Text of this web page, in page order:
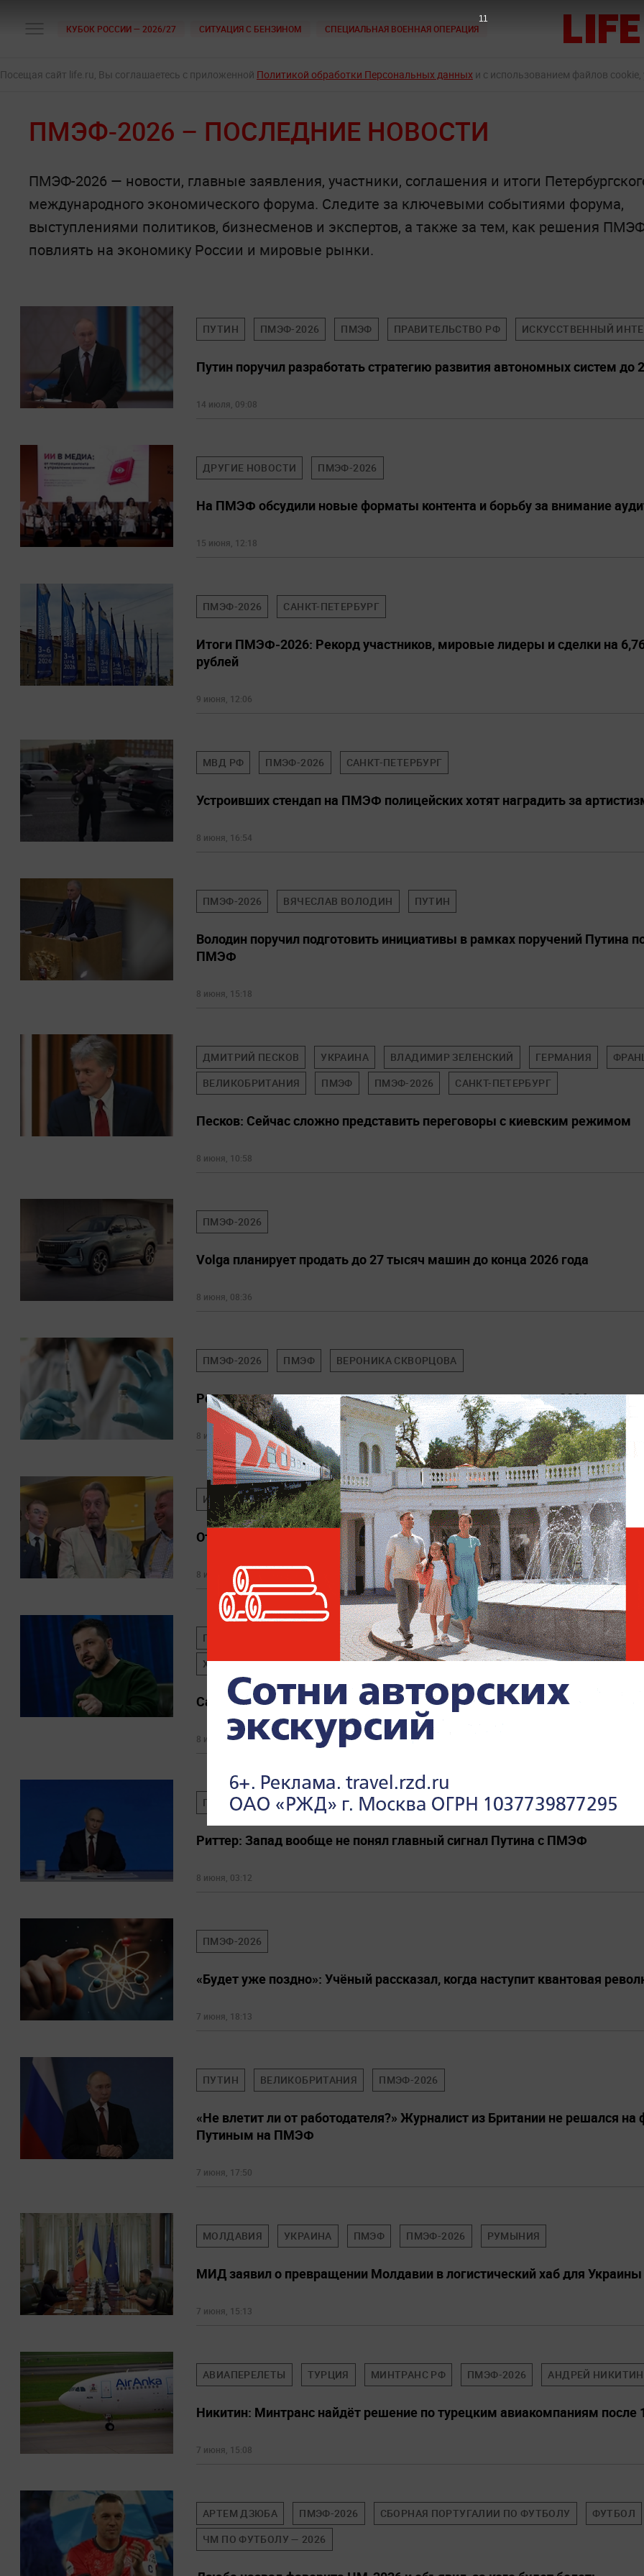
КУБОК РОССИИ — 2026/27 СИТУАЦИЯ С БЕНЗИНОМ СПЕЦИАЛЬНАЯ ВОЕННАЯ ОПЕРАЦИЯ
Посещая сайт life.ru, Вы соглашаетесь с приложенной Политикой обработки Персональных данных и с использованием файлов
ПМЭФ-2026 – ПОСЛЕДНИЕ НОВОСТИ
ПМЭФ-2026 — новости, главные заявления, участники, соглашения и итоги
международного экономического форума. Следите за ключевыми событиями форума,
выступлениями политиков, бизнесменов и экспертов, а также за тем, как решения
повлиять на экономику России и мировые рынки.
ПУТИН ПМЭФ-2026 ПМЭФ ПРАВИТЕЛЬСТВО РФ ИСКУССТВЕННЫЙ
Путин поручил разработать стратегию развития автономных систем до
14 июля, 09:08
ДРУГИЕ НОВОСТИ ПМЭФ-2026
На ПМЭФ обсудили новые форматы контента и борьбу за внимание
15 июня, 12:18
ПМЭФ-2026 САНКТ-ПЕТЕРБУРГ
Итоги ПМЭФ-2026: Рекорд участников, мировые лидеры и сделки на
рублей
9 июня, 12:06
МВД РФ ПМЭФ-2026 САНКТ-ПЕТЕРБУРГ
Устроивших стендап на ПМЭФ полицейских хотят наградить за
8 июня, 16:54
ПМЭФ-2026 ВЯЧЕСЛАВ ВОЛОДИН ПУТИН
Володин поручил подготовить инициативы в рамках поручений Путина
ПМЭФ
8 июня, 15:18
ДМИТРИЙ ПЕСКОВ УКРАИНА ВЛАДИМИР ЗЕЛЕНСКИЙ ГЕРМАНИЯ
ВЕЛИКОБРИТАНИЯ
ПМЭФ ПМЭФ-2026 САНКТ-ПЕТЕРБУРГ
Песков: Сейчас сложно представить переговоры с киевским режимом
8 июня, 10:58
ПМЭФ-2026
Volga планирует продать до 27 тысяч машин до конца 2026 года
8 июня, 08:36
ПМЭФ-2026 ПМЭФ ВЕРОНИКА СКВОРЦОВА
Россия зарегистрирует первую вакцину от менингококка в 2026 году
8 июня, 07:47
ИЛОН МАСК ПМЭФ-2026 ПМЭФ УКРАИНА США ДОНАЛЬД ТРАМП
Отец Илона Маска назвал Украину «машиной для отмывания денег»
8 июня, 06:18
ПМЭФ-2026 ВЛАДИМИР САЛЬДО УКРАИНА
ВЛАДИМИР ЗЕЛЕНСКИЙ
ХЕРСОНСКАЯ ОБЛАСТЬ
САНКТ-ПЕТЕРБУРГ
Сальдо назвал баснями заявления Зеленского о стремлении к миру
8 июня, 05:16
ПУТИН ПМЭФ-2026 УКРАИНА СПЕЦИАЛЬНАЯ ВОЕННАЯ ОПЕРАЦИЯ (СВО)
Риттер: Запад вообще не понял главный сигнал Путина с ПМЭФ
8 июня, 03:12
ПМЭФ-2026
«Будет уже поздно»: Учёный рассказал, когда наступит квантовая
7 июня, 18:13
ПУТИН ВЕЛИКОБРИТАНИЯ ПМЭФ-2026
«Не влетит ли от работодателя?» Журналист из Британии не решался на
Путиным на ПМЭФ
7 июня, 17:50
МОЛДАВИЯ УКРАИНА ПМЭФ ПМЭФ-2026 РУМЫНИЯ
МИД заявил о превращении Молдавии в логистический хаб для Украины
7 июня, 15:13
АВИАПЕРЕЛЕТЫ ТУРЦИЯ МИНТРАНС РФ ПМЭФ-2026 АНДРЕЙ НИКИТИН
Никитин: Минтранс найдёт решение по турецким авиакомпаниям после
7 июня, 15:08
АРТЕМ ДЗЮБА ПМЭФ-2026 СБОРНАЯ ПОРТУГАЛИИ ПО ФУТБОЛУ
ФУТБОЛ
ЧМ ПО ФУТБОЛУ — 2026
10